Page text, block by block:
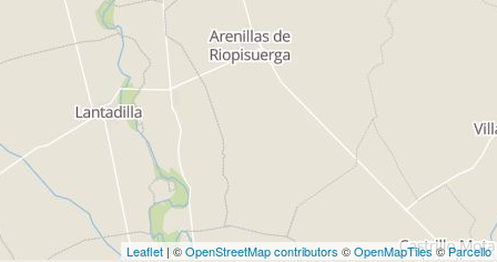
Leaflet | ©OpenStreetMap contributors ©OpenMapTiles©Parcello